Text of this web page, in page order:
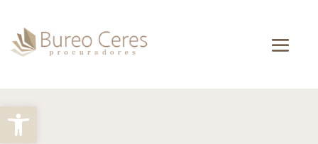
Abrir barra de herramientas